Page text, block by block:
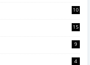
10
15
9
4